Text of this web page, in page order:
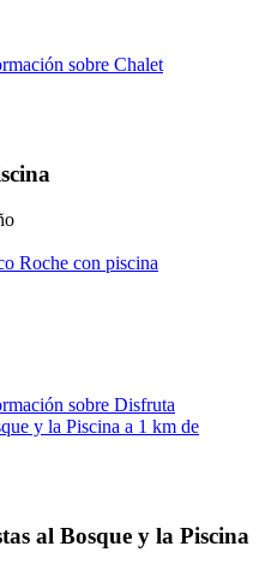
sobre Chalet
Roche con piscina
sobre Disfruta
y la Piscina a 1 km de
al Bosque y la Piscina